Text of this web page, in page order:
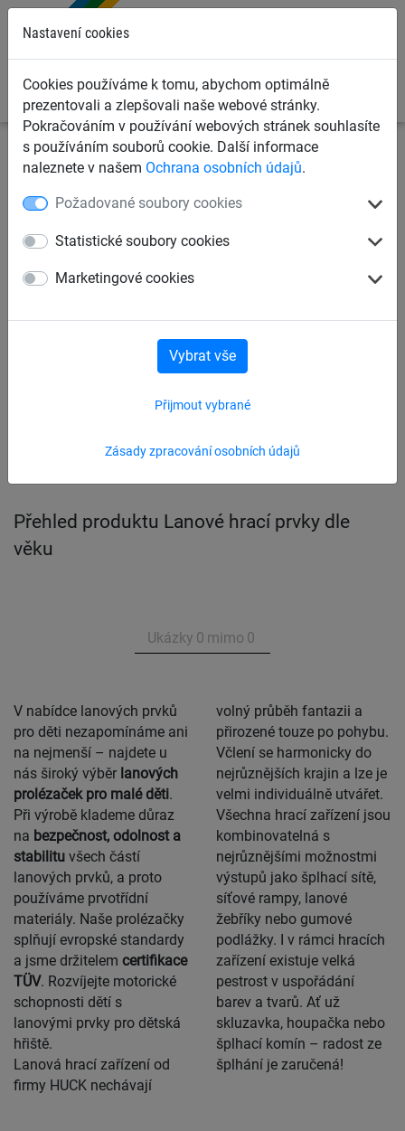
Nastavení cookies
Cookies používáme k tomu, abychom optimálně
prezentovali a zlepšovali naše webové stránky.
Pokračováním v používání webových stránek souhlasíte
s používáním souborů cookie. Další informace
naleznete v našem Ochrana osobních údajů.
Požadované soubory cookies
Statistické soubory cookies
Marketingové cookies
Zásady zpracování osobních údajů
Přijmout vybrané
Vybrat vše
Dětská lanová hřiště Lanové hrací prvky dle věku
pro děti od 4 let pro děti od 6 let
Lanové hrací prvky dle věku
Přehled produktu Lanové hrací prvky dle
věku
Ukázky 0 mimo 0
V nabídce lanových prvků
pro děti nezapomínáme ani
na nejmenší – najdete u
nás široký výběr lanových
prolézaček pro malé děti.
Při výrobě klademe důraz
na bezpečnost, odolnost a
stabilitu všech částí
lanových prvků, a proto
používáme prvotřídní
materiály. Naše prolézačky
splňují evropské standardy
a jsme držitelem certifikace
TÜV. Rozvíjejte motorické
schopnosti dětí s
lanovými prvky pro dětská
hřiště.
Lanová hrací zařízení od
firmy HUCK nechávají
volný průběh fantazii a
přirozené touze po pohybu.
Včlení se harmonicky do
nejrůznějších krajin a lze je
velmi individuálně utvářet.
Všechna hrací zařízení jsou
kombinovatelná s
nejrůznějšími možnostmi
výstupů jako šplhací sítě,
síťové rampy, lanové
žebříky nebo gumové
podlážky. I v rámci hracích
zařízení existuje velká
pestrost v uspořádání
barev a tvarů. Ať už
skluzavka, houpačka nebo
šplhací komín – radost ze
šplhání je zaručená!